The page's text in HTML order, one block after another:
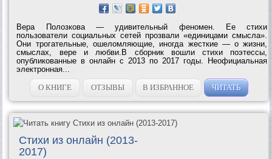
Вера Полозкова — удивительный феномен. Ее стихи
пользователи социальных сетей прозвали «единицами смысла».
Они трогательные, ошеломляющие, иногда жесткие — о жизни,
смыслах, вере и любви.В сборник вошли стихи поэтессы,
опубликованные в онлайн с 2013 по 2017 годы. Неофициальная
электронная...
О КНИГЕ
ОТЗЫВЫ В ИЗБРАННОЕ ЧИТАТЬ
Стихи из онлайн (2013-
2017)